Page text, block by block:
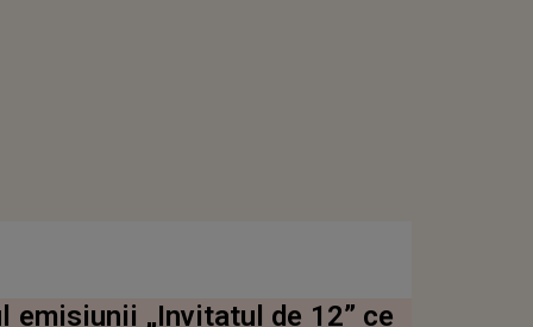
emisiunii „Invitatul de 12” ce